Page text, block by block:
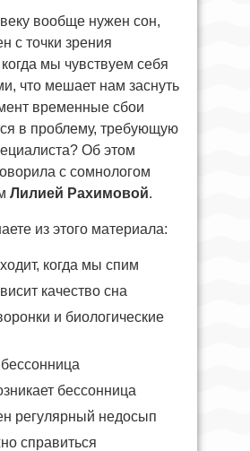
вообще нужен сон,
с точки зрения
мы чувствуем себя
что мешает нам заснуть
временные сбои
в проблему, требующую
Об этом
с сомнологом
Лилией Рахимовой.
из этого материала:
когда мы спим
качество сна
и биологические
бессонница
регулярный недосып
справиться